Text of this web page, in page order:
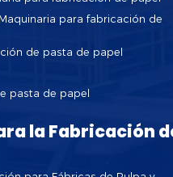
para fabricación de
de pasta de papel
pasta de papel
la Fabricación